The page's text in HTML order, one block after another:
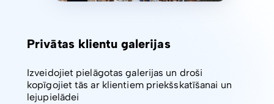
Privātas klientu galerijas
Izveidojiet pielāgotas galerijas un droši
kopīgojiet tās ar klientiem priekšskatīšanai un
lejupielādei